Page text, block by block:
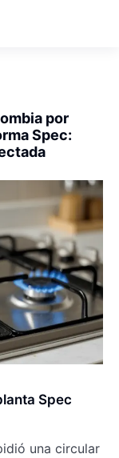
por
Spec:
Spec
una circular